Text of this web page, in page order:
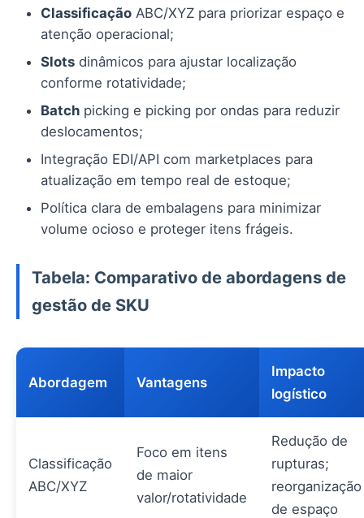
Classificação ABC/XYZ para priorizar espaço e
atenção operacional;
Slots dinâmicos para ajustar localização
conforme rotatividade;
Batch picking e picking por ondas para reduzir
deslocamentos;
Integração EDI/API com marketplaces para
atualização em tempo real de estoque;
Política clara de embalagens para minimizar
volume ocioso e proteger itens frágeis.
Tabela: Comparativo de abordagens de
gestão de SKU
Abordagem Vantagens
Impacto
logístico
Classificação
ABC/XYZ
Foco em itens
de maior
valor/rotatividade
Redução de
rupturas;
reorganização
de espaço